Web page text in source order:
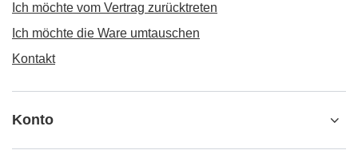
Ich möchte vom Vertrag zurücktreten
Ich möchte die Ware umtauschen
Kontakt
Konto